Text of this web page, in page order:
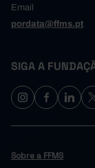
Email
pordata@ffms.pt
SIGA A
Sobre a FFMS